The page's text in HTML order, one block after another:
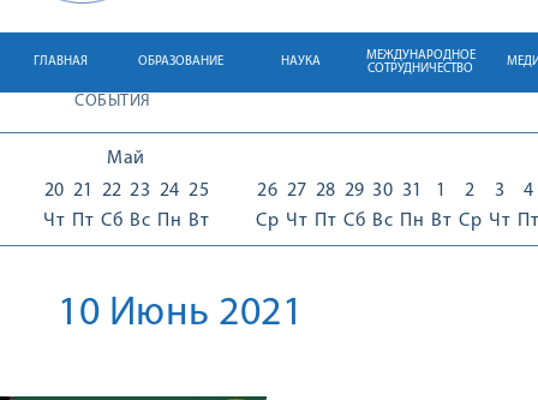
ГЛАВНАЯ ОБРАЗОВАНИЕ НАУКА
МЕЖДУНАРОДНОЕ
СОТРУДНИЧЕСТВО
СОБЫТИЯ
Май
20
Чт
21
Пт
22
Сб
23
Вс
24
Пн
25
Вт
26
Ср
27
Чт
28
Пт
29
Сб
30
Вс
31
Пн
1
Вт
2
Ср
3
Чт
4
Пт
10 Июнь 2021